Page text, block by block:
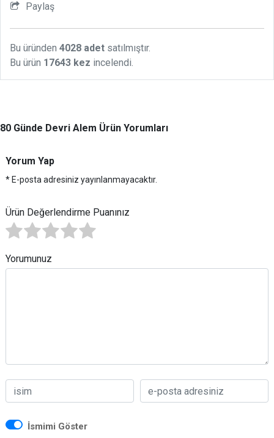
Paylaş
Bu üründen 4028 adet satılmıştır.
Bu ürün 17643 kez incelendi.
80 Günde Devri Alem Ürün Yorumları
Yorum Yap
* E-posta adresiniz yayınlanmayacaktır.
Ürün Değerlendirme Puanınız
Yorumunuz
İsmimi Göster